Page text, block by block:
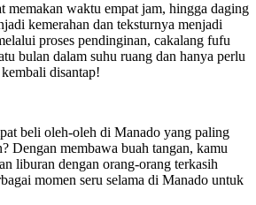
memakan waktu empat jam, hingga daging
kemerahan dan teksturnya menjadi
proses pendinginan, cakalang fufu
bulan dalam suhu ruang dan hanya perlu
disantap!
beli oleh-oleh di Manado yang paling
Dengan membawa buah tangan, kamu
liburan dengan orang-orang terkasih
momen seru selama di Manado untuk